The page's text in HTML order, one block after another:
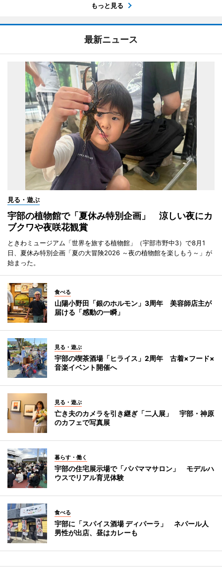
もっと見る
最新ニュース
見る・遊ぶ
宇部の植物館で「夏休み特別企画」 涼しい夜にカ
ブクワや夜咲花観賞
ときわミュージアム「世界を旅する植物館」（宇部市野中3）で8月1
日、夏休み特別企画「夏の大冒険2026 ～夜の植物館を楽しもう～」が
始まった。
食べる
山陽小野田「銀のホルモン」3周年 美容師店主が
届ける「感動の一瞬」
見る・遊ぶ
宇部の喫茶酒場「ヒライス」2周年 古着×フード×
音楽イベント開催へ
見る・遊ぶ
亡き夫のカメラを引き継ぎ「二人展」 宇部・神原
のカフェで写真展
暮らす・働く
宇部の住宅展示場で「パパママサロン」 モデルハ
ウスでリアル育児体験
食べる
宇部に「スパイス酒場 ディパーラ」 ネパール人
男性が出店、昼はカレーも